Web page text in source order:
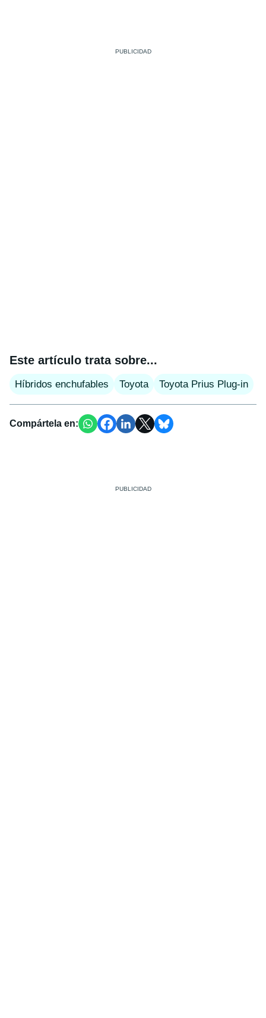
Este artículo trata sobre...
Híbridos enchufables Toyota Toyota Prius Plug-in
Compártela en: